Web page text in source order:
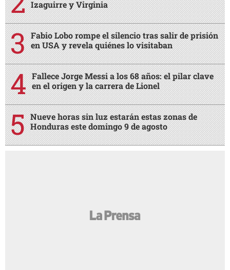
Izaguirre y Virginia
Fabio Lobo rompe el silencio tras salir de prisión
en USA y revela quiénes lo visitaban
Fallece Jorge Messi a los 68 años: el pilar clave
en el origen y la carrera de Lionel
Nueve horas sin luz estarán estas zonas de
Honduras este domingo 9 de agosto